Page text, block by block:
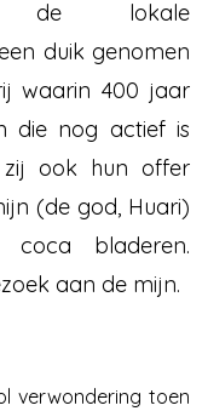
de lokale
duik genomen
waarin 400 jaar
die nog actief is
zij ook hun offer
(de god, Huari)
coca bladeren.
aan de mijn.
verwondering toen